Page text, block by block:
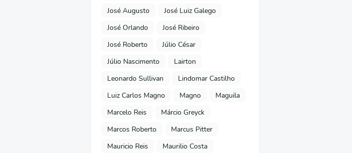
José Augusto
José Luiz Galego
José Orlando
José Ribeiro
José Roberto
Júlio César
Júlio Nascimento
Lairton
Leonardo Sullivan
Lindomar Castilho
Luiz Carlos Magno
Magno
Maguila
Marcelo Reis
Márcio Greyck
Marcos Roberto
Marcus Pitter
Mauricio Reis
Maurilio Costa